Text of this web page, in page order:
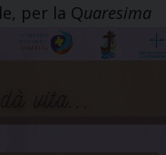
per la Quaresima